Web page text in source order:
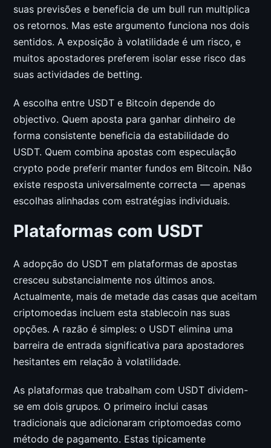
suas previsões e beneficia de um bull run multiplica
os retornos. Mas este argumento funciona nos dois
sentidos. A exposição à volatilidade é um risco, e
muitos apostadores preferem isolar esse risco das
suas actividades de betting.
A escolha entre USDT e Bitcoin depende do
objectivo. Quem aposta para ganhar dinheiro de
forma consistente beneficia da estabilidade do
USDT. Quem combina apostas com especulação
crypto pode preferir manter fundos em Bitcoin. Não
existe resposta universalmente correcta — apenas
escolhas alinhadas com estratégias individuais.
Plataformas com USDT
A adopção do USDT em plataformas de apostas
cresceu substancialmente nos últimos anos.
Actualmente, mais de metade das casas que aceitam
criptomoedas incluem esta stablecoin nas suas
opções. A razão é simples: o USDT elimina uma
barreira de entrada significativa para apostadores
hesitantes em relação à volatilidade.
As plataformas que trabalham com USDT dividem-
se em dois grupos. O primeiro inclui casas
tradicionais que adicionaram criptomoedas como
método de pagamento. Estas tipicamente